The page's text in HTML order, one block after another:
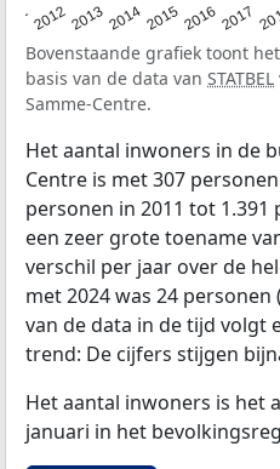
201220132014201520162017
Bovenstaande grafiek toont
basis van de data van STATBEL
Samme-Centre.
Het aantal inwoners in de
Centre is met 307
personen in 2011 tot 1.391
een zeer grote toename
verschil per jaar over de
met 2024 was 24
van de data in de tijd volgt
trend: De cijfers stijgen
Het aantal inwoners is het
januari in het